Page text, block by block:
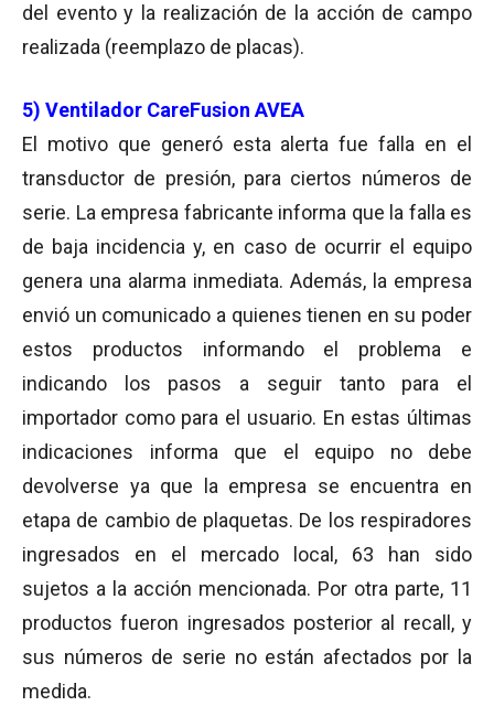
del evento y la realización de la acción de campo
realizada (reemplazo de placas).
5) Ventilador CareFusion AVEA
El motivo que generó esta alerta fue falla en el
transductor de presión, para ciertos números de
serie. La empresa fabricante informa que la falla es
de baja incidencia y, en caso de ocurrir el equipo
genera una alarma inmediata. Además, la empresa
envió un comunicado a quienes tienen en su poder
estos productos informando el problema e
indicando los pasos a seguir tanto para el
importador como para el usuario. En estas últimas
indicaciones informa que el equipo no debe
devolverse ya que la empresa se encuentra en
etapa de cambio de plaquetas. De los respiradores
ingresados en el mercado local, 63 han sido
sujetos a la acción mencionada. Por otra parte, 11
productos fueron ingresados posterior al recall, y
sus números de serie no están afectados por la
medida.